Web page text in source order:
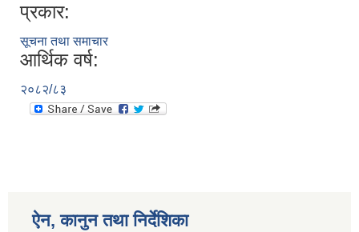
प्रकार:
सूचना तथा समाचार
आर्थिक वर्ष:
२०८२/८३
ऐन, कानुन तथा निर्देशिका